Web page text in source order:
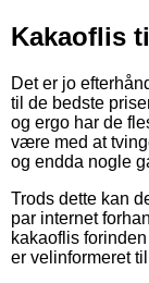
Kakaoflis
Det er jo
til de bedste
og ergo har de
være med at
og endda nogle
Trods dette kan
par internet
kakaoflis
er velinformeret